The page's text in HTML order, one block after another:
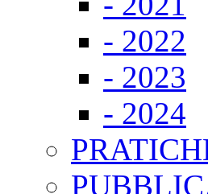
- 2022
- 2023
- 2024